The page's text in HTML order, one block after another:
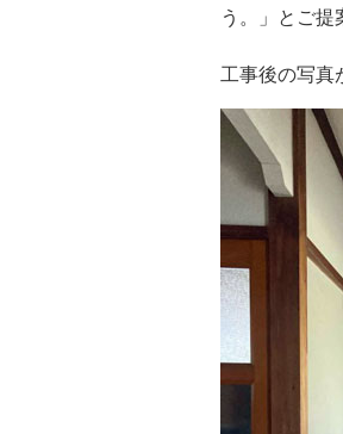
う。」とご提
工事後の写真